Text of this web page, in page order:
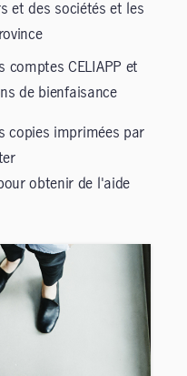
et des sociétés et les
comptes CELIAPP et
de bienfaisance
copies imprimées par
obtenir de l'aide